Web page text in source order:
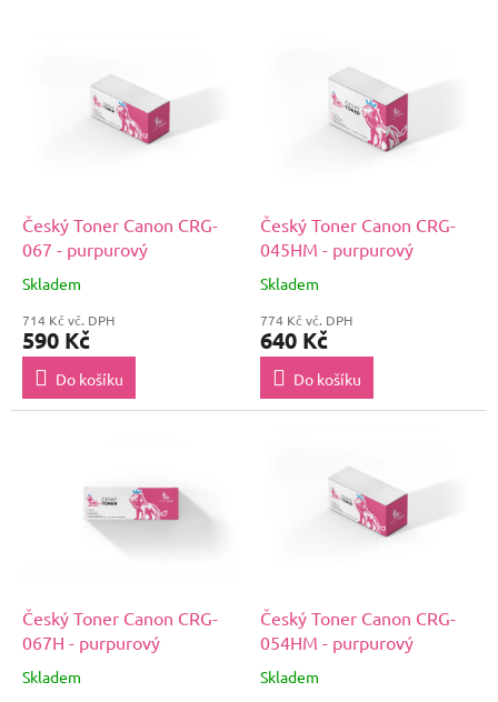
Český Toner Canon CRG-
067 - purpurový
Skladem
714 Kč vč. DPH
590 Kč
Do košíku
Český Toner Canon CRG-
045HM - purpurový
Skladem
774 Kč vč. DPH
640 Kč
Do košíku
Český Toner Canon CRG-
067H - purpurový
Skladem
Český Toner Canon CRG-
054HM - purpurový
Skladem